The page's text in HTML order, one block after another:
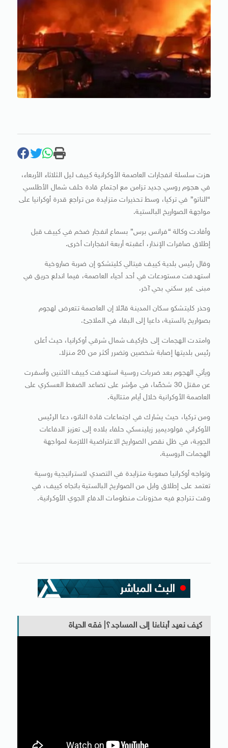
هزت سلسلة انفجارات العاصمة الأوكرانية كييف ليل الثلاثاء الأربعاء،
في هجوم روسي جديد تزامن مع اجتماع قادة حلف شمال الأطلسي
“الناتو” في تركيا، وسط تحذيرات متزايدة من تراجع قدرة أوكرانيا على
مواجهة الصواريخ البالستية.
وأفادت وكالة “فرانس برس” بسماع انفجار ضخم في كييف قبل
إطلاق صافرات الإنذار، أعقبته أربعة انفجارات أخرى.
وقال رئيس بلدية كييف فيتالي كليتشكو إن ضربة صاروخية
استهدفت مستودعات في أحد أحياء العاصمة، فيما اندلع حريق في
مبنى غير سكني بحي آخر.
وحذر كليتشكو سكان المدينة قائلا إن العاصمة تتعرض لهجوم
بصواريخ بالستية، داعيا إلى البقاء في الملاجئ.
وامتدت الهجمات إلى خاركيف شمال شرقي أوكرانيا، حيث أعلن
رئيس بلديتها إصابة شخصين وتضرر أكثر من 20 منزلا.
ويأتي الهجوم بعد ضربات روسية استهدفت كييف الاثنين وأسفرت
عن مقتل 30 شخصًا، في مؤشر على تصاعد الضغط العسكري على
العاصمة الأوكرانية خلال أيام متتالية.
ومن تركيا، حيث يشارك في اجتماعات قادة الناتو، دعا الرئيس
الأوكراني فولوديمير زيلينسكي حلفاء بلاده إلى تعزيز الدفاعات
الجوية، في ظل نقص الصواريخ الاعتراضية اللازمة لمواجهة
الهجمات الروسية.
وتواجه أوكرانيا صعوبة متزايدة في التصدي لاستراتيجية روسية
تعتمد على إطلاق وابل من الصواريخ البالستية باتجاه كييف، في
وقت تتراجع فيه مخزونات منظومات الدفاع الجوي الأوكرانية.
كيف نعيد أبناءنا إلى المساجد؟| فقه الحياة